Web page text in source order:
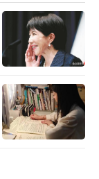
，谨防诈骗
交友、寻求
骗。在网络
露个人敏感